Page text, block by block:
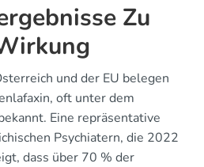
Zu
und der EU belegen
oft unter dem
Eine repräsentative
Psychiatern, die 2022
dass über 70 % der